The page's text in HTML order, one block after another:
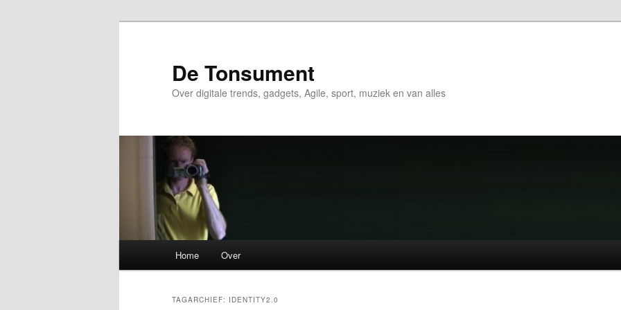
De Tonsument
Over digitale trends, gadgets, Agile, sport, muziek en van alles
Home Over
TAGARCHIEF: IDENTITY2.0